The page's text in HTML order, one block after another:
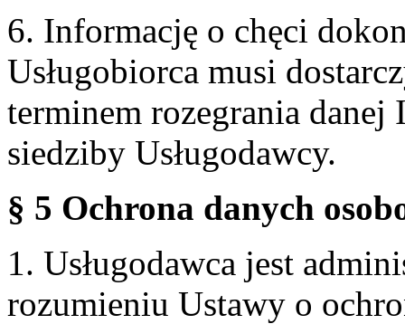
6. Informację o chęci
Usługobiorca musi
terminem rozegrania
siedziby Usługodawcy.
§ 5 Ochrona danych
1. Usługodawca jest
rozumieniu Ustawy o